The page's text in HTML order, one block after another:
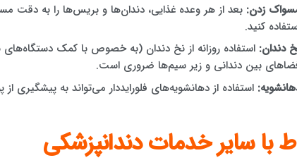
زدن: بعد از هر وعده غذایی، دندان‌ها و بریس‌ها را به
کنید.
دندان: استفاده روزانه از نخ دندان (به خصوص با کمک
بین دندانی و زیر سیم‌ها ضروری است.
استفاده از دهانشویه‌های فلورایددار می‌تواند به پیشگیری
با سایر خدمات دندانپزشکی